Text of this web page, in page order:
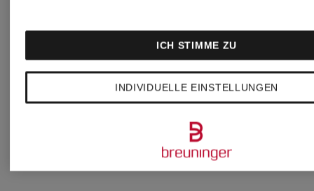
INDIVIDUELLE EINSTELLUNGEN
ICH STIMME ZU